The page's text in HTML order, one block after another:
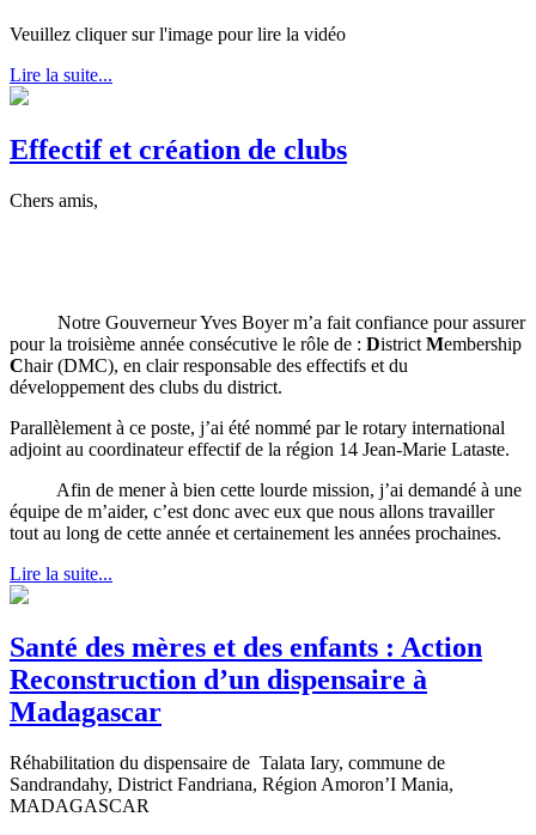
Veuillez cliquer sur l'image pour lire la vidéo
Lire la suite...
Effectif et création de clubs
Chers amis,
Notre Gouverneur Yves Boyer m’a fait confiance pour assurer
pour la troisième année consécutive le rôle de : District Membership
Chair (DMC), en clair responsable des effectifs et du
développement des clubs du district.
Parallèlement à ce poste, j’ai été nommé par le rotary international
adjoint au coordinateur effectif de la région 14 Jean-Marie Lataste.
Afin de mener à bien cette lourde mission, j’ai demandé à une
équipe de m’aider, c’est donc avec eux que nous allons travailler
tout au long de cette année et certainement les années prochaines.
Lire la suite...
Santé des mères et des enfants : Action
Reconstruction d’un dispensaire à
Madagascar
Réhabilitation du dispensaire de Talata Iary, commune de
Sandrandahy, District Fandriana, Région Amoron’I Mania,
MADAGASCAR